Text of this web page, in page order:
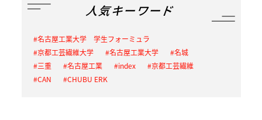
人気キーワード
名古屋工業大学 学生フォーミュラ
京都工芸繊維大学
名古屋工業大学
名城
三重
名古屋工業 index
京都工芸繊維
CAN
CHUBU ERK